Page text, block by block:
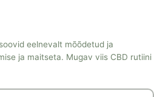
eelnevalt mõõdetud ja
ja maitseta. Mugav viis CBD rutiini